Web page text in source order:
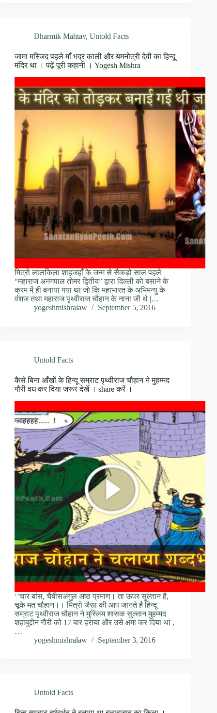
Dharmik Mahtav, Untold Facts
जामा मस्जिद पहले माँ भद्र काली और यमनोत्री देवी का हिन्दू
मंदिर था । पढ़ें पूरी कहानी । Yogesh Mishra
मित्रो लालकिला शाहजहाँ के जन्म से सैकड़ों साल पहले
“महाराज अनंगपाल तोमर द्वितीय” द्वारा दिल्ली को बसाने के
क्रम में ही बनाया गया था जो कि महाभारत के अभिमन्यु के
वंशज तथा महाराज पृथ्वीराज चौहान के नाना जी थे |…
yogeshmishralaw
September 5, 2016
Untold Facts
कैसे बिना आँखों के हिन्दू सम्राट पृथ्वीराज चौहान ने मुहम्मद
गौरी वध कर दिया जरूर देखें । share करें ।
‘‘चार बांस, चैबीसअंगुल अष्ठ प्रमाण। ता ऊपर सुल्तान है,
चूके मत चौहान।। मित्रो जैसा की आप जानते है हिन्दू
सम्राट पृथ्वीराज चौहान ने मुस्लिम शासक सुल्तान मुहम्मद
शहाबुद्दीन गौरी को 17 बार हराया और उसे क्षमा कर दिया था ,
…
yogeshmishralaw
September 3, 2016
Untold Facts